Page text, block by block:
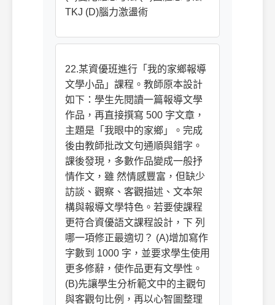
TKJ (D)腦力激盪術
22.某資優班進行「我的家鄉報導
文學小品」課程。教師原本設計
如下：學生先閱讀一篇報導文學
作品，再直接撰寫 500 字文章，
主題是「我眼中的家鄉」。完成
後由教師批改文句通順與錯字。
課後發現，多數作品變成一般抒
情作文，雖 然情感豐富，但缺少
訪談、觀察、客觀描述、文本架
構與報導文學特色。若要使課程
更符合資優語文課程設計，下 列
哪一項修正最適切？ (A)增加寫作
字數到 1000 字，並要求學生使用
更多修辭，使作品更有文學性。
(B)先讓學生分析範文中的主觀句
與客觀句比例，再以心智圖整理